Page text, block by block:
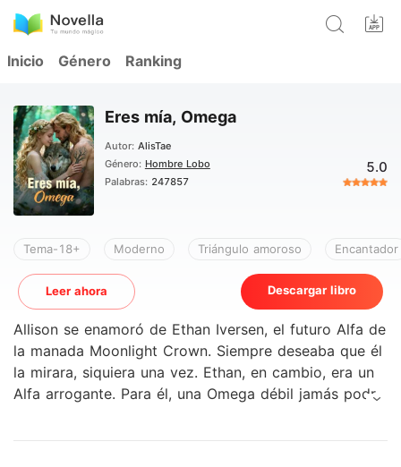
Inicio Género Ranking
Eres mía, Omega
Autor: AlisTae
Género: Hombre Lobo
Palabras: 247857
5.0
Tema-18+ Moderno Triángulo amoroso Encantador
Leer ahora Descargar libro
Allison se enamoró de Ethan Iversen, el futuro Alfa de
la manada Moonlight Crown. Siempre deseaba que él
la mirara, siquiera una vez. Ethan, en cambio, era un
Alfa arrogante. Para él, una Omega débil jamás podría